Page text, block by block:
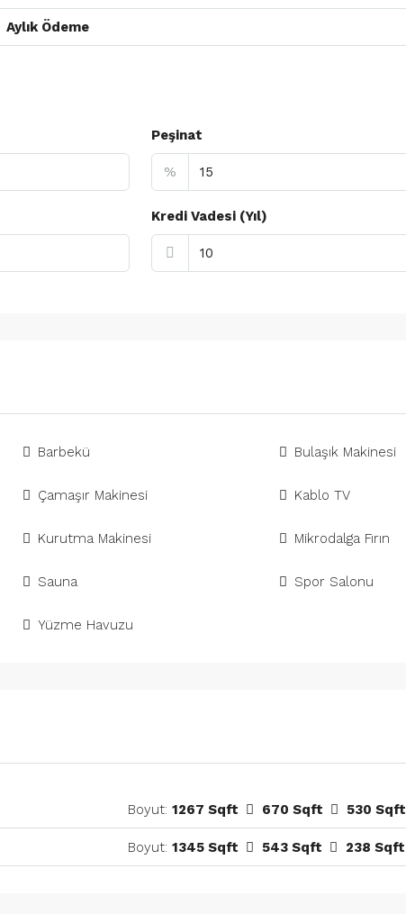
Aylık Ödeme
Peşinat
%
Kredi Vadesi (Yıl)
Barbekü Bulaşık Makinesi
Çamaşır Makinesi Kablo TV
Kurutma Makinesi Mikrodalga Fırın
Sauna Spor Salonu
Yüzme Havuzu
Boyut: 1267 Sqft 670 Sqft 530 Sqft
Boyut: 1345 Sqft 543 Sqft 238 Sqft